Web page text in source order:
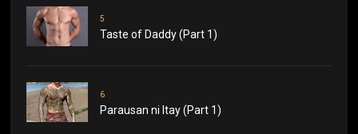
5
Taste of Daddy (Part 1)
6
Parausan ni Itay (Part 1)